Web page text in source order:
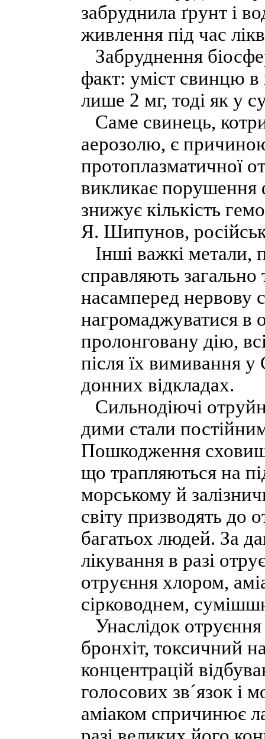
забруднила ґрунт і
живлення під час
Забруднення
факт: уміст свинцю в
лише 2 мг, тоді як у
Саме свинець,
аерозолю, є
протоплазматичної
викликає порушення
знижує кількість
Я. Шипунов,
Інші важкі метали,
справляють
насамперед нервову
нагромаджуватися в
пролонговану дію,
після їх вимивання у
донних відкладах.
Сильнодіючі
дими стали
Пошкодження
що трапляються на
морському й
світу призводять
багатьох людей. За
лікування в разі
отруєння хлором,
сірководнем,
Унаслідок
бронхіт, токсичний
концентрацій
голосових зв´язок і
аміаком спричинює